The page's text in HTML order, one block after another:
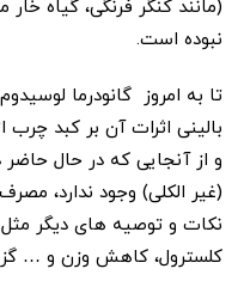
(مانند کنگر فرنگی، گیاه
نبوده است.
تا به امروز گانودرما
بالینی اثرات آن بر کبد
و از آنجایی که در حال
(غیر الکلی) وجود ندارد،
نکات و توصیه های دیگر
کلسترول، کاهش وزن و …